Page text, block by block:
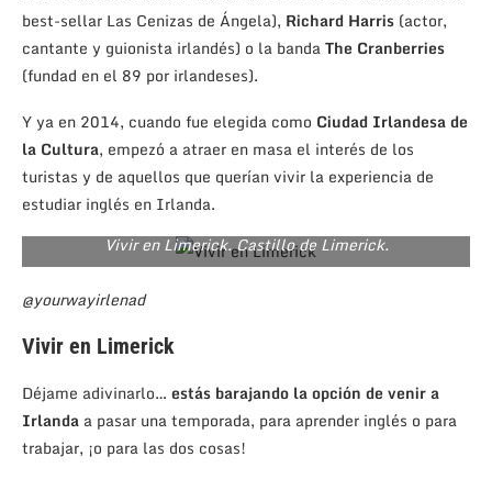
best-sellar Las Cenizas de Ángela), Richard Harris (actor,
cantante y guionista irlandés) o la bandaThe Cranberries
(fundad en el 89 por irlandeses).
Y ya en 2014, cuando fue elegida como Ciudad Irlandesa de
la Cultura, empezó a atraer en masa el interés de los
turistas y de aquellos que querían vivir la experiencia de
estudiar inglés en Irlanda.
Vivir en Limerick. Castillo de Limerick.
@yourwayirlenad
Vivir en Limerick
Déjame adivinarlo… estás barajando la opción de venir a
Irlanda a pasar una temporada, para aprender inglés o para
trabajar, ¡o para las dos cosas!